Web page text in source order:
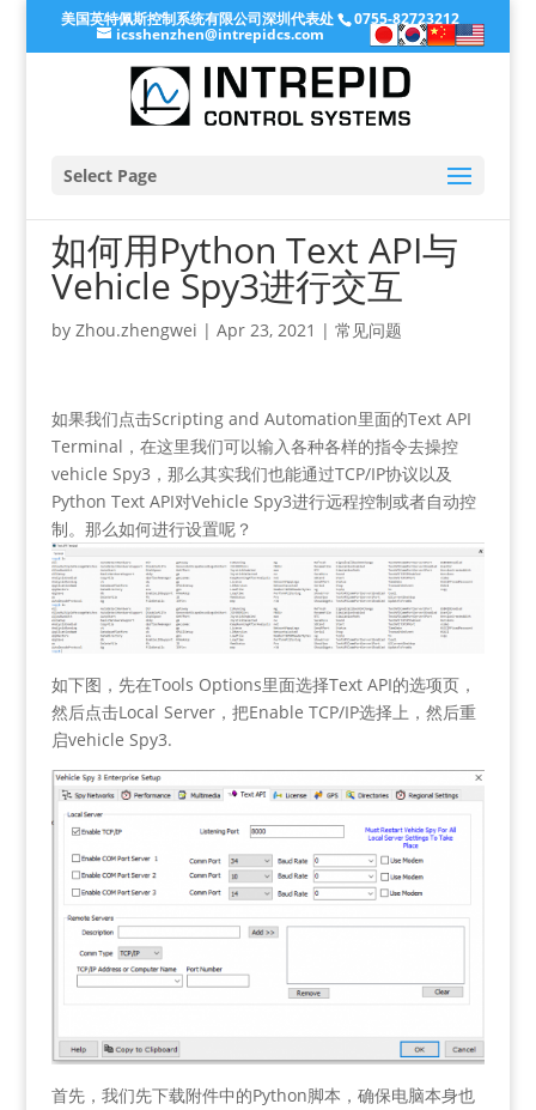
美国英特佩斯控制系统有限公司深圳代表处 0755-82723212
icsshenzhen@intrepidcs.com
Select Page
如何用Python Text API与
Vehicle Spy3进行交互
by Zhou.zhengwei | Apr 23, 2021 | 常见问题
如果我们点击Scripting and Automation里面的Text API
Terminal，在这里我们可以输入各种各样的指令去操控
vehicle Spy3，那么其实我们也能通过TCP/IP协议以及
Python Text API对Vehicle Spy3进行远程控制或者自动控
制。那么如何进行设置呢？
如下图，先在Tools Options里面选择Text API的选项页，
然后点击Local Server，把Enable TCP/IP选择上，然后重
启vehicle Spy3.
首先，我们先下载附件中的Python脚本，确保电脑本身也